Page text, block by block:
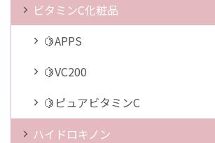
ビタミンC化粧品
🍋APPS
🍋VC200
🍋ピュアビタミンC
ハイドロキノン